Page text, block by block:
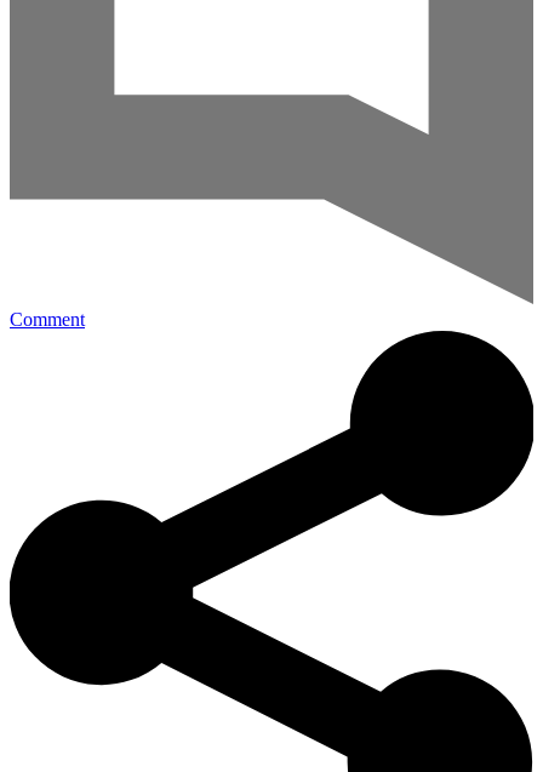
Comment